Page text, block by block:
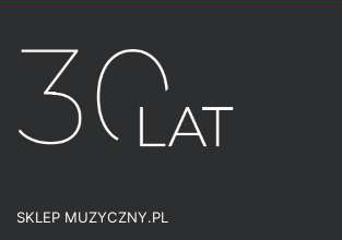
SKLEP MUZYCZNY.PL